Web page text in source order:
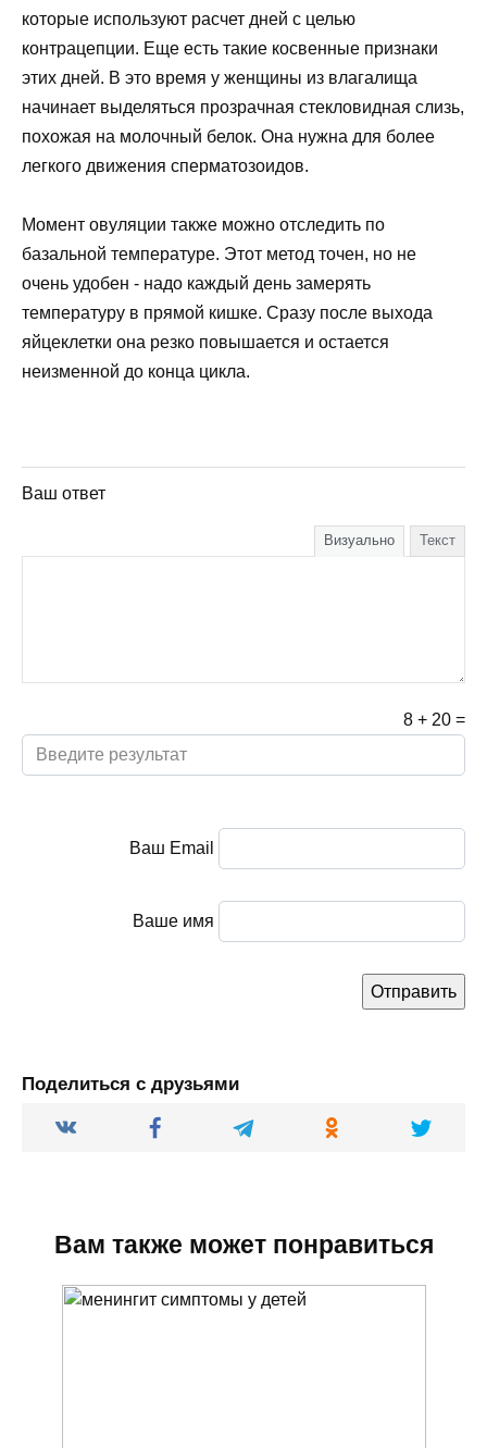
которые используют расчет дней с целью
контрацепции. Еще есть такие косвенные признаки
этих дней. В это время у женщины из влагалища
начинает выделяться прозрачная стекловидная слизь,
похожая на молочный белок. Она нужна для более
легкого движения сперматозоидов.
Момент овуляции также можно отследить по
базальной температуре. Этот метод точен, но не
очень удобен - надо каждый день замерять
температуру в прямой кишке. Сразу после выхода
яйцеклетки она резко повышается и остается
неизменной до конца цикла.
Ваш ответ
Визуально Текст
8 + 20 =
Ваш Email
Ваше имя
Поделиться с друзьями
Вам также может понравиться